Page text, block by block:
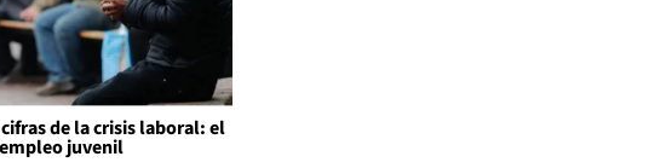
cifras de la crisis laboral: el
juvenil